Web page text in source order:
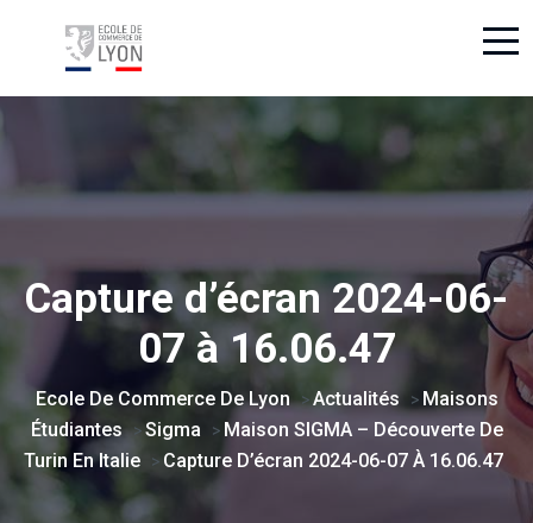
Capture d’écran 2024-06-
07 à 16.06.47
Ecole De Commerce De Lyon >Actualités > Maisons
Étudiantes >Sigma > Maison SIGMA – Découverte De
Turin En Italie
> Capture D’écran 2024-06-07 À 16.06.47